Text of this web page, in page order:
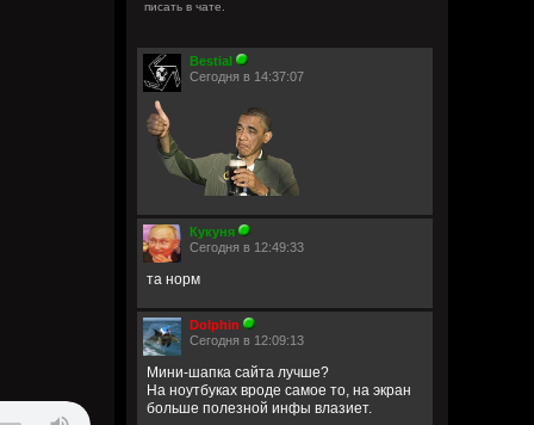
писать в чате.
Bestial
Сегодня в 14:37:07
Кукуня
Сегодня в 12:49:33
та норм
Dolphin
Сегодня в 12:09:13
Мини-шапка сайта лучше?
На ноутбуках вроде самое то, на экран
больше полезной инфы влазиет.